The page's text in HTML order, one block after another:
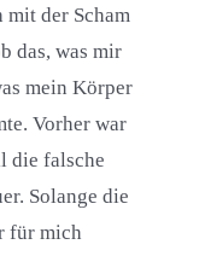
der Scham
das, was mir
mein Körper
Vorher war
die falsche
Solange die
für mich